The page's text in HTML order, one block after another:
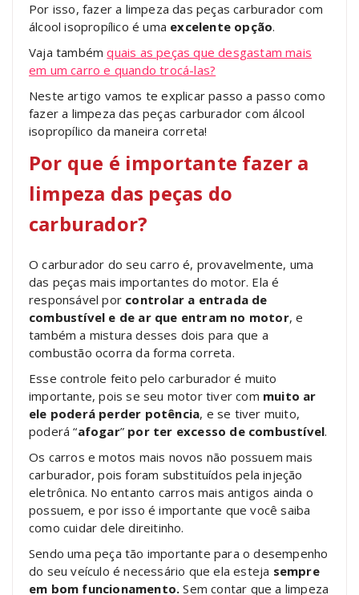
Por isso, fazer a limpeza das peças carburador com
álcool isopropílico é uma excelente opção.
Vaja tambémquais as peças que desgastam mais
em um carro e quando trocá-las?
Neste artigo vamos te explicar passo a passo como
fazer a limpeza das peças carburador com álcool
isopropílico da maneira correta!
Por que é importante fazer a
limpeza das peças do
carburador?
O carburador do seu carro é, provavelmente, uma
das peças mais importantes do motor. Ela é
responsável por controlar a entrada de
combustível e de ar que entram no motor, e
também a mistura desses dois para que a
combustão ocorra da forma correta.
Esse controle feito pelo carburador é muito
importante, pois se seu motor tiver com muito ar
ele poderá perder potência, e se tiver muito,
poderá “afogar” por ter excesso de combustível.
Os carros e motos mais novos não possuem mais
carburador, pois foram substituídos pela injeção
eletrônica. No entanto carros mais antigos ainda o
possuem, e por isso é importante que você saiba
como cuidar dele direitinho.
Sendo uma peça tão importante para o desempenho
do seu veículo é necessário que ela esteja sempre
em bom funcionamento. Sem contar que a limpeza